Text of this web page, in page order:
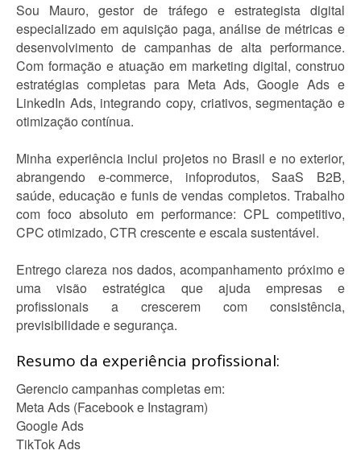
Sou Mauro, gestor de tráfego e estrategista digital
especializado em aquisição paga, análise de métricas e
desenvolvimento de campanhas de alta performance.
Com formação e atuação em marketing digital, construo
estratégias completas para Meta Ads, Google Ads e
LinkedIn Ads, integrando copy, criativos, segmentação e
otimização contínua.
Minha experiência inclui projetos no Brasil e no exterior,
abrangendo e-commerce, infoprodutos, SaaS B2B,
saúde, educação e funis de vendas completos. Trabalho
com foco absoluto em performance: CPL competitivo,
CPC otimizado, CTR crescente e escala sustentável.
Entrego clareza nos dados, acompanhamento próximo e
uma visão estratégica que ajuda empresas e
profissionais a crescerem com consistência,
previsibilidade e segurança.
Resumo da experiência profissional:
Gerencio campanhas completas em:
Meta Ads (Facebook e Instagram)
Google Ads
TikTok Ads